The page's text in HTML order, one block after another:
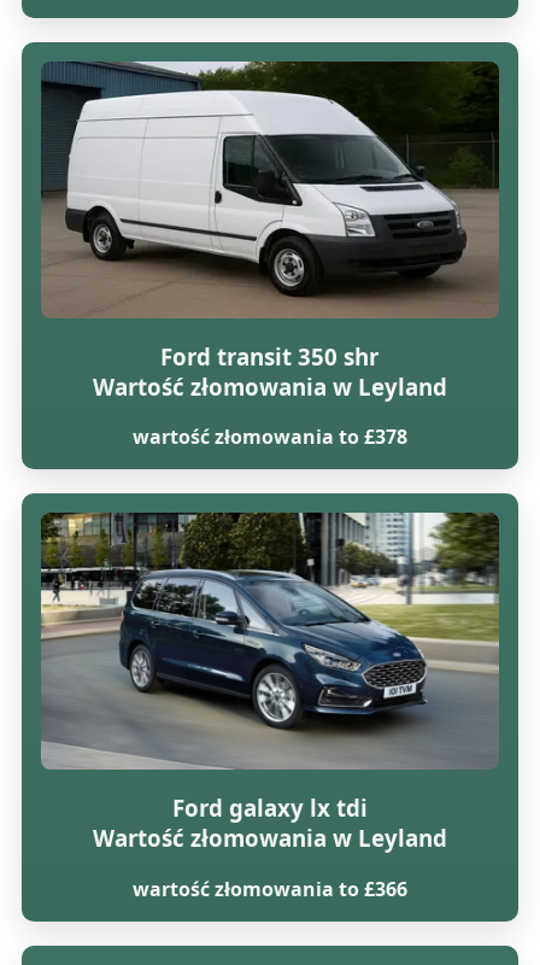
Ford transit 350 shr
Wartość złomowania w Leyland
wartość złomowania to £378
Ford galaxy lx tdi
Wartość złomowania w Leyland
wartość złomowania to £366